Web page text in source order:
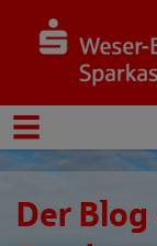
Der Blog